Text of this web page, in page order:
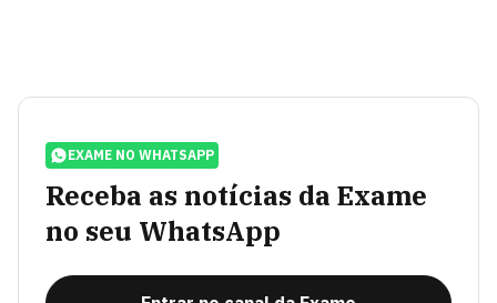
EXAME NO WHATSAPP
Receba as notícias da Exame
no seu WhatsApp